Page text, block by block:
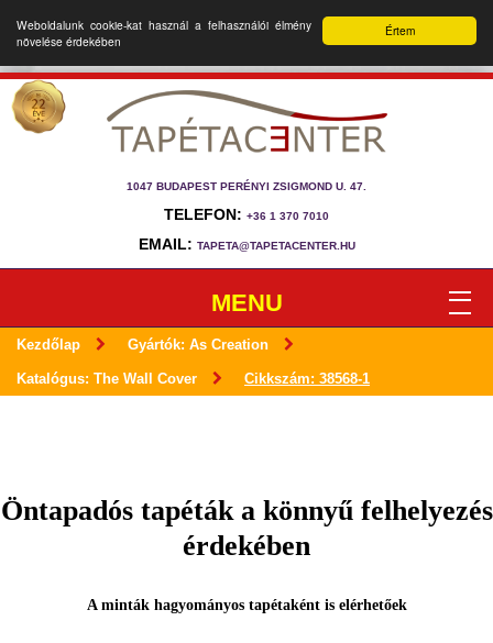
Értem
Weboldalunk cookie-kat használ a felhasználói élmény
növelése érdekében
1047 BUDAPEST PERÉNYI ZSIGMOND U. 47.
TELEFON: +36 1 370 7010
EMAIL: TAPETA@TAPETACENTER.HU
MENU
Kezdőlap Gyártók: As Creation
Katalógus: The Wall Cover Cikkszám: 38568-1
Öntapadós tapéták a könnyű felhelyezés
érdekében
A minták hagyományos tapétaként is elérhetőek